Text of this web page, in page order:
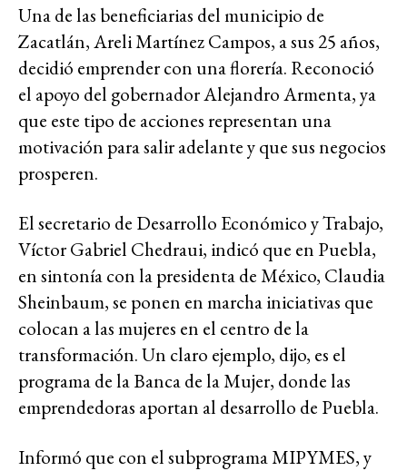
Una de las beneficiarias del municipio de
Zacatlán, Areli Martínez Campos, a sus 25 años,
decidió emprender con una florería. Reconoció
el apoyo del gobernador Alejandro Armenta, ya
que este tipo de acciones representan una
motivación para salir adelante y que sus negocios
prosperen.
El secretario de Desarrollo Económico y Trabajo,
Víctor Gabriel Chedraui, indicó que en Puebla,
en sintonía con la presidenta de México, Claudia
Sheinbaum, se ponen en marcha iniciativas que
colocan a las mujeres en el centro de la
transformación. Un claro ejemplo, dijo, es el
programa de la Banca de la Mujer, donde las
emprendedoras aportan al desarrollo de Puebla.
Informó que con el subprograma MIPYMES, y